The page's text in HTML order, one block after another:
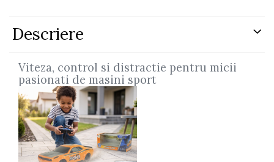
Descriere
Viteza, control si distractie pentru micii
pasionati de masini sport